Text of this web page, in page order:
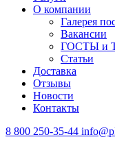
О компании
Галерея
Вакансии
ГОСТЫ и
Статьи
Доставка
Отзывы
Новости
Контакты
8 800 250-35-44